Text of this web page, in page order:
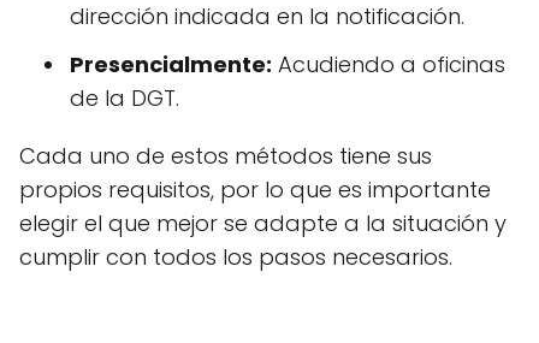
dirección indicada en la notificación.
Presencialmente: Acudiendo a oficinas
de la DGT.
Cada uno de estos métodos tiene sus
propios requisitos, por lo que es importante
elegir el que mejor se adapte a la situación y
cumplir con todos los pasos necesarios.